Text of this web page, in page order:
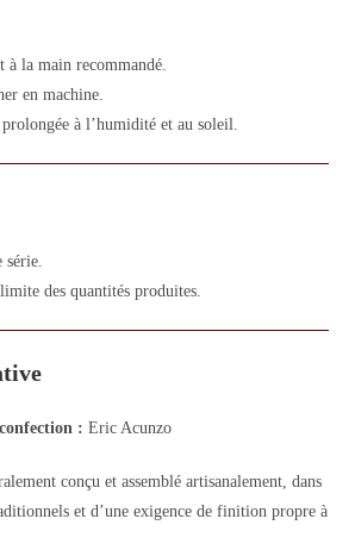
à la main recommandé.
en machine.
à l’humidité et au soleil.
série.
des quantités produites.
: Eric Acunzo
conçu et assemblé artisanalement, dans
et d’une exigence de finition propre à